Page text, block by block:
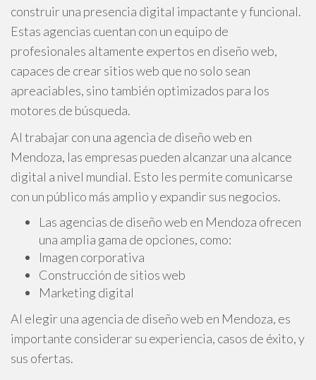
construir una presencia digital impactante y funcional.
Estas agencias cuentan con un equipo de
profesionales altamente expertos en diseño web,
capaces de crear sitios web que no solo sean
apreaciables, sino también optimizados para los
motores de búsqueda.
Al trabajar con una agencia de diseño web en
Mendoza, las empresas pueden alcanzar una alcance
digital a nivel mundial. Esto les permite comunicarse
con un público más amplio y expandir sus negocios.
Las agencias de diseño web en Mendoza ofrecen
una amplia gama de opciones, como:
Imagen corporativa
Construcción de sitios web
Marketing digital
Al elegir una agencia de diseño web en Mendoza, es
importante considerar su experiencia, casos de éxito, y
sus ofertas.